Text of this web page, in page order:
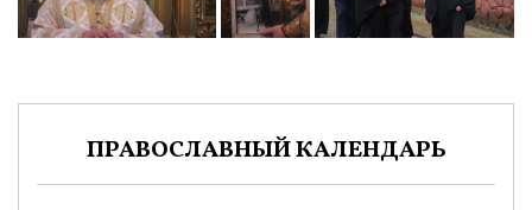
ПРАВОСЛАВНЫЙ КАЛЕНДАРЬ